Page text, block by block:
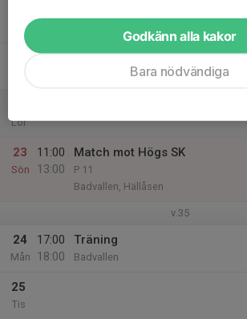
Tor Badvallen Hällåsen
Lör
23
Sön
11:00
13:00
Match mot Högs SK
P 11
Badvallen, Hällåsen
v.35
24
Mån
17:00
18:00
Träning
Badvallen
25
Tis
Godkänn alla kakor
Bara nödvändiga